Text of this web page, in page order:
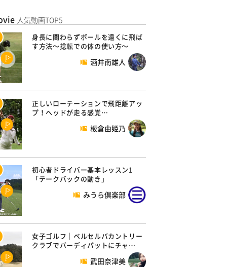
人気動画TOP5
身長に関わらずボールを遠くに飛ば
す方法～捻転での体の使い方～
酒井南雄人
正しいローテーションで飛距離アッ
プ！ヘッドが走る感覚…
板倉由姫乃
初心者ドライバー基本レッスン1
「テークバックの動き」
みうら倶楽部
女子ゴルフ｜ベルセルバカントリー
クラブでバーディパットにチャ…
武田奈津美